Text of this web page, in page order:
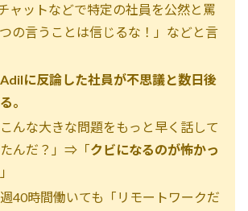
ャットなどで特定の社員を公然と罵
の言うことは信じるな！」などと言
に反論した社員が不思議と数日後
。
んな大きな問題をもっと早く話して
んだ？」⇒「クビになるのが怖かっ
40時間働いても「リモートワークだ